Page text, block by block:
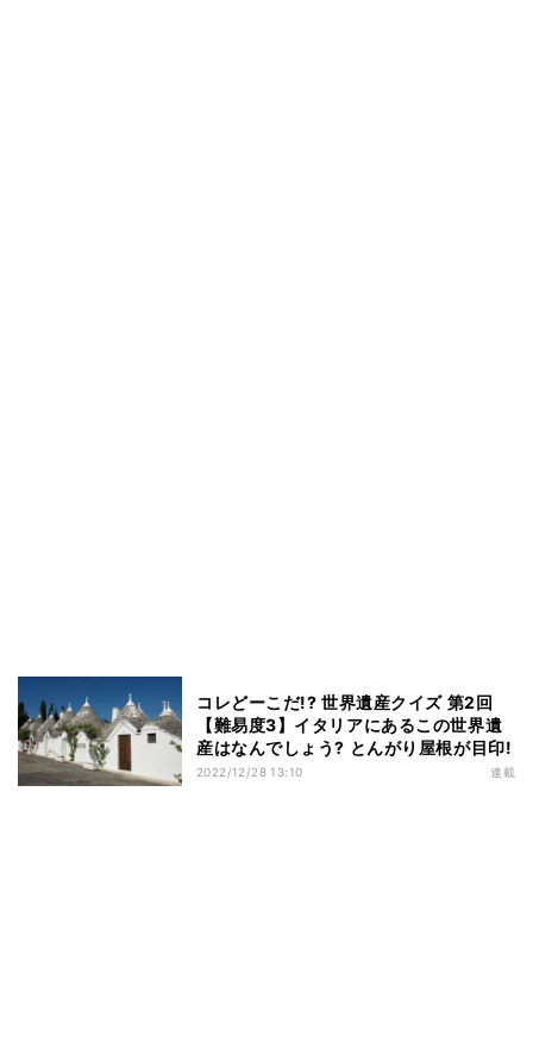
コレどーこだ!? 世界遺産クイズ 第2回
【難易度3】イタリアにあるこの世界遺
産はなんでしょう? とんがり屋根が目印!
2022/12/28 13:10 連載